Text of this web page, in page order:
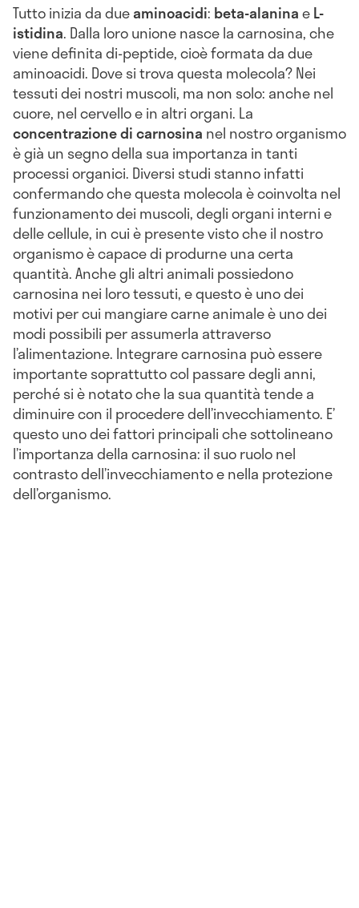
Tutto inizia da dueaminoacidi: beta-alaninaeL-
istidina. Dalla loro unione nasce la carnosina, che
viene definita di-peptide, cioè formata da due
aminoacidi. Dove si trova questa molecola? Nei
tessuti dei nostri muscoli, ma non solo: anche nel
cuore, nel cervello e in altri organi. La
concentrazione di carnosina nel nostro organismo
è già un segno della sua importanza in tanti
processi organici. Diversi studi stanno infatti
confermando che questa molecola è coinvolta nel
funzionamento dei muscoli, degli organi interni e
delle cellule, in cui è presente visto che il nostro
organismo è capace di produrne una certa
quantità. Anche gli altri animali possiedono
carnosina nei loro tessuti, e questo è uno dei
motivi per cui mangiare carne animale è uno dei
modi possibili per assumerla attraverso
l’alimentazione. Integrare carnosina può essere
importante soprattutto col passare degli anni,
perché si è notato che la sua quantità tende a
diminuire con il procedere dell’invecchiamento. E’
questo uno dei fattori principali che sottolineano
l’importanza della carnosina: il suo ruolo nel
contrasto dell’invecchiamento e nella protezione
dell’organismo.